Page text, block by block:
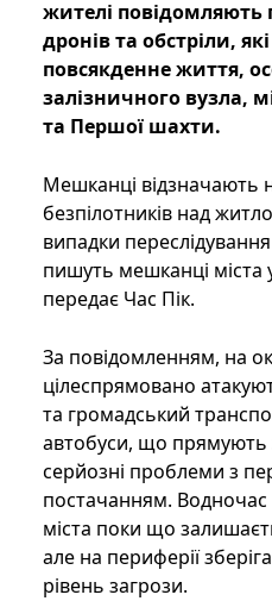
жителі повідомляють
дронів та обстріли,
повсякденне життя,
залізничного вузла,
та Першої шахти.
Мешканці відзначають
безпілотників над
випадки
пишуть мешканці міста
передає Час Пік.
За повідомленням, на
цілеспрямовано
та громадський
автобуси, що прямують
серйозні проблеми з
постачанням.
міста поки що
але на периферії
рівень загрози.